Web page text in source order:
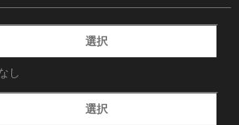
選択
し
選択